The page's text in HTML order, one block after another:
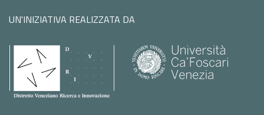
UN'INIZIATIVA REALIZZATA DA